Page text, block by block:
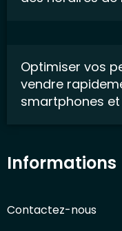
Optimiser vos
vendre
smartphones
Informations
Contactez-nous